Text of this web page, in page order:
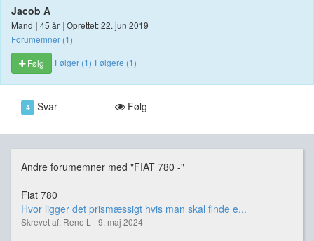
Jacob A
Mand | 45 år | Oprettet: 22. jun 2019
Forumemner (1)
Følg
Følger (1) Følgere (1)
4 Svar Følg
Andre forumemner med "FIAT 780 -"
Fiat 780
Hvor ligger det prismæssigt hvis man skal finde e...
Skrevet af: Rene L - 9. maj 2024